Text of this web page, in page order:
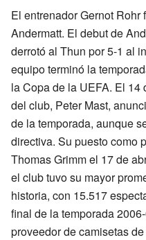
El entrenador Gernot
Andermatt. El debut de
derrotó al Thun por 5-1 al
equipo terminó la
la Copa de la UEFA. El
del club, Peter Mast,
de la temporada, aunque
directiva. Su puesto como
Thomas Grimm el 17 de
el club tuvo su mayor
historia, con 15.517
final de la temporada
proveedor de camisetas